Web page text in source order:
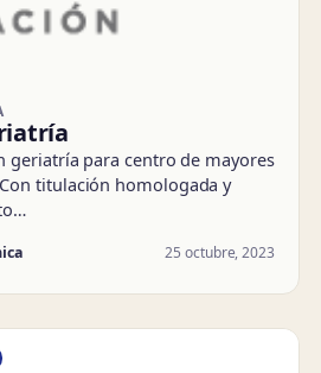
geriatría para centro de mayores
titulación homologada y
25 octubre, 2023